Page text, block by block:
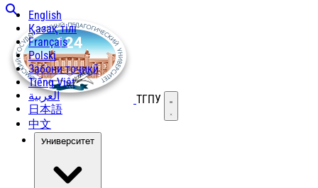
English
Қазақ тілі
Français
Polski
Забони тоҷикӣ
Tiếng Việt
العربية
日本語
中文
ТГПУ Открыть меню
Университет